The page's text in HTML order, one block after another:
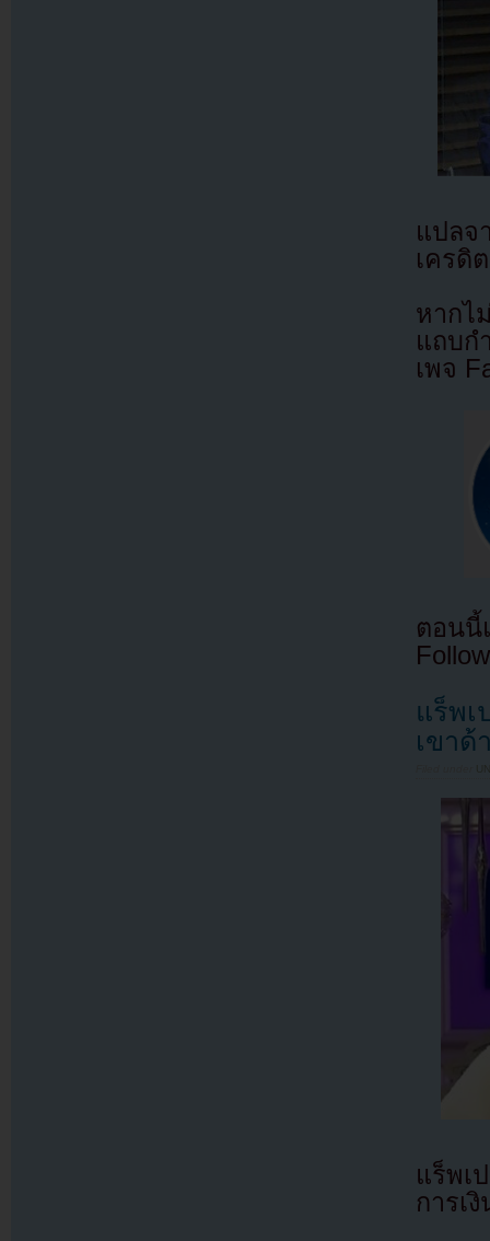
แปล
เครดิ
หากไ
แถบก
เพจ
ตอนนี้
แร็พเ
เขาด้
แร็พเ
การเงิ